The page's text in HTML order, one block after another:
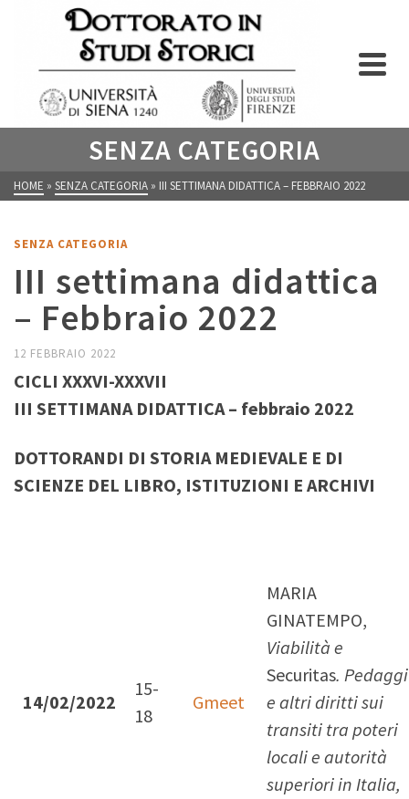
SENZA CATEGORIA
HOME » SENZA CATEGORIA » III SETTIMANA DIDATTICA – FEBBRAIO 2022
SENZA CATEGORIA
III settimana didattica
– Febbraio 2022
12 FEBBRAIO 2022
CICLI XXXVI-XXXVII
III SETTIMANA DIDATTICA – febbraio 2022
DOTTORANDI DI STORIA MEDIEVALE E DI
SCIENZE DEL LIBRO, ISTITUZIONI E ARCHIVI
14/02/2022
15-
18
Gmeet
MARIA
GINATEMPO,
Viabilità e
Securitas. Pedaggi
e altri diritti sui
transiti tra poteri
locali e autorità
superiori in Italia,